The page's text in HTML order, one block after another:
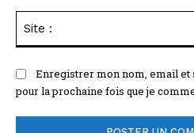
Enregistrer mon nom, email et
pour la prochaine fois que je